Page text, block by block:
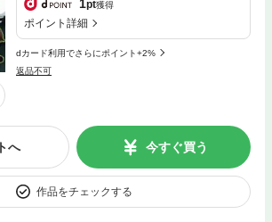
1pt獲得
ポイント詳細
dカード利用でさらにポイント+2%
返品不可
へ 今すぐ買う
作品をチェックする